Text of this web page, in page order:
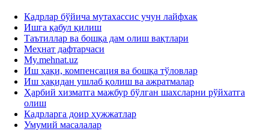
Кадрлар бўйича мутахассис учун лайфхак
Ишга қабул қилиш
Таътиллар ва бошқа дам олиш вақтлари
Меҳнат дафтарчаси
My.mehnat.uz
Иш ҳақи, компенсация ва бошқа тўловлар
Иш ҳақидан ушлаб қолиш ва ажратмалар
Ҳарбий хизматга мажбур бўлган шахсларни рўйхатга
олиш
Кадрларга доир ҳужжатлар
Умумий масалалар